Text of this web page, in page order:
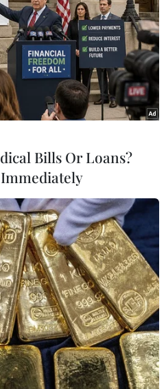
Hiếu/TTXVN)
(Hà Đông) ngồi giãn cách chờ
8. (Ảnh: Hoàng Hiếu/TTXVN)
Bills Or Loans?